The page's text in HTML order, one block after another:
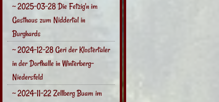
~ 2025-03-28 Die Fetzig'n im
Gasthaus zum Niddertal in
Burghards
~ 2024-12-28 Geri der Klostertaler
in der Dorfhalle in Winterberg-
Niedersfeld
~ 2024-11-22 Zellberg Buam im